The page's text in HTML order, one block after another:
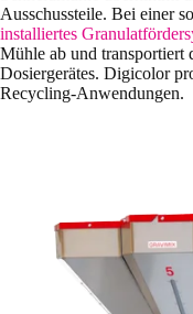
Ausschussteile. Bei einer
installiertes
Mühle ab und transportiert
Dosiergerätes. Digicolor
Recycling-Anwendungen.